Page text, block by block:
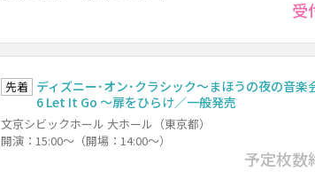
受
先着 ディズニー･オン･クラシック～まほうの夜の音楽
6 Let It Go ～扉をひらけ／一般発売
文京シビックホール 大ホール（東京都）
開演：15:00～（開場：14:00～）
予定枚数